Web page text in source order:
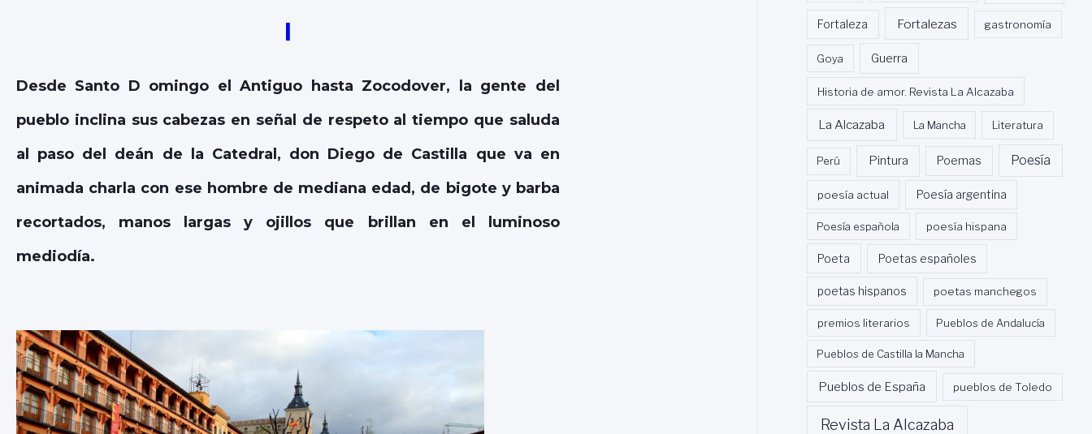
I
Desde Santo D omingo el Antiguo hasta Zocodover, la gente del
pueblo inclina sus cabezas en señal de respeto al tiempo que saluda
al paso del deán de la Catedral, don Diego de Castilla que va en
animada charla con ese hombre de mediana edad, de bigote y barba
recortados, manos largas y ojillos que brillan en el luminoso
mediodía.
Fortaleza Fortalezas gastronomía
Goya Guerra
Historia de amor. Revista La Alcazaba
La Alcazaba La Mancha Literatura
Perú Pintura Poemas Poesía
poesía actual Poesía argentina
Poesía española poesía hispana
Poeta Poetas españoles
poetas hispanos poetas manchegos
premios literarios Pueblos de Andalucía
Pueblos de Castilla la Mancha
Pueblos de España pueblos de Toledo
Revista La Alcazaba